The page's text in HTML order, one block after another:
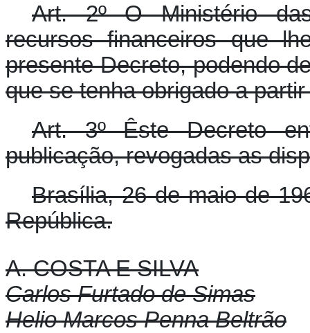
Art. 2º O Ministério
recursos financeiros que
presente Decreto, podendo
que se tenha obrigado a
Art. 3º Êste Decreto
publicação, revogadas as
Brasília, 26 de maio de
República.
A. COSTA E SILVA
Carlos Furtado de Simas
Helio Marcos Penna Beltrão